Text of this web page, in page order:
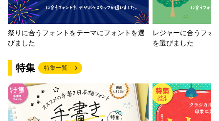
祭りに合うフォントをテーマにフォントを選
びました
レジャーに合うフォ
を選びました
特集 特集一覧